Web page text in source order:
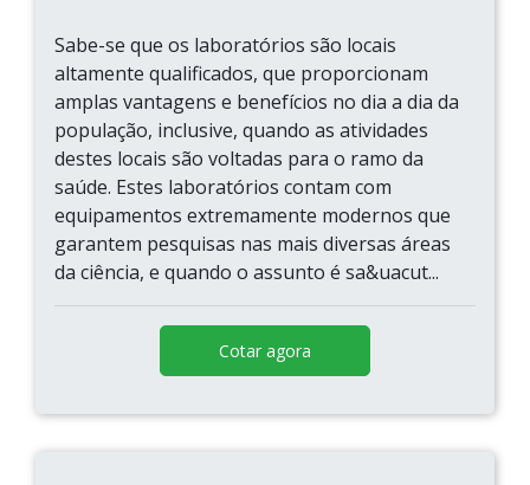
Sabe-se que os laboratórios são locais
altamente qualificados, que proporcionam
amplas vantagens e benefícios no dia a dia da
população, inclusive, quando as atividades
destes locais são voltadas para o ramo da
saúde. Estes laboratórios contam com
equipamentos extremamente modernos que
garantem pesquisas nas mais diversas áreas
da ciência, e quando o assunto é sa&uacut...
Cotar agora